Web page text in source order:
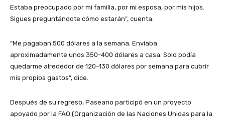
Estaba preocupado por mi familia, por mi esposa, por mis hijos.
Sigues preguntándote cómo estarán”, cuenta.
“Me pagaban 500 dólares a la semana. Enviaba
aproximadamente unos 350-400 dólares a casa. Solo podía
quedarme alrededor de 120-130 dólares por semana para cubrir
mis propios gastos”, dice.
Después de su regreso, Paseano participó en un proyecto
apoyado por la FAO (Organización de las Naciones Unidas para la